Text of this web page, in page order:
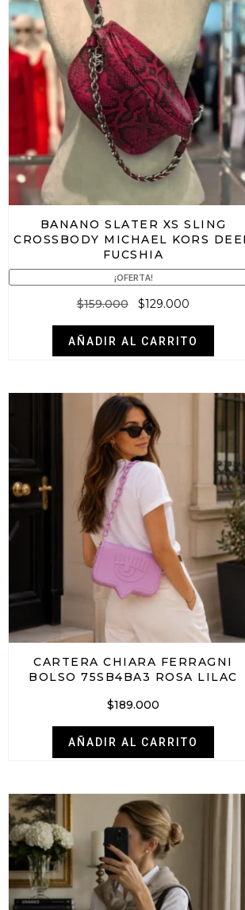
BANANO SLATER XS SLING
CROSSBODY MICHAEL KORS
FUCSHIA
¡OFERTA!
$159.000 $129.000
AÑADIR AL CARRITO
CARTERA CHIARA FERRAGNI
BOLSO 75SB4BA3 ROSA LILAC
$189.000
AÑADIR AL CARRITO